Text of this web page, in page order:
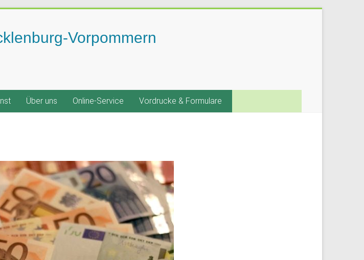
Vorpommern
Über uns Online-Service Vordrucke & Formulare